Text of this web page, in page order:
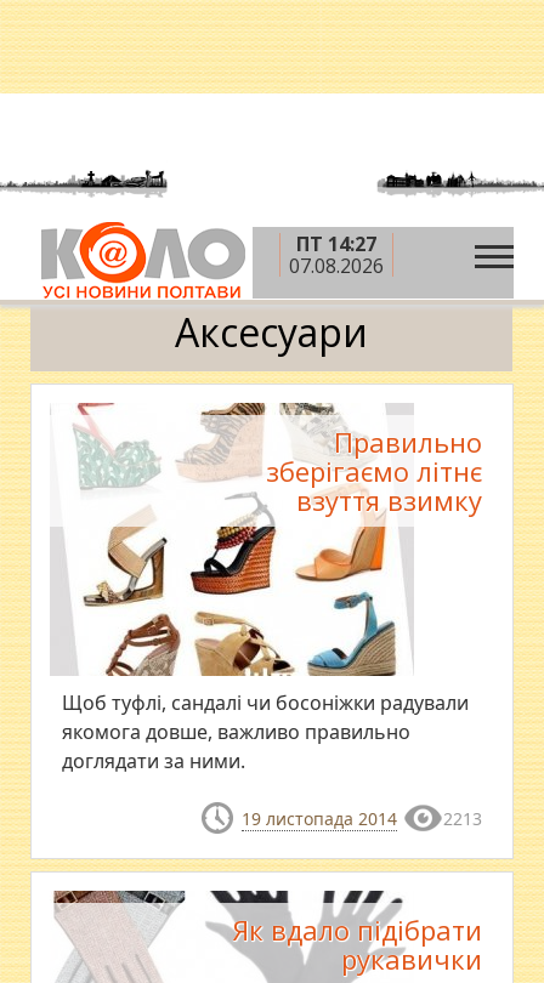
ПТ 14:27
07.08.2026
Головна » Теми » Територія жінки
Мода і стиль »Аксесуари
Аксесуари
Правильно
зберігаємо літнє
взуття взимку
Щоб туфлі, сандалі чи босоніжки радували
якомога довше, важливо правильно
доглядати за ними.
19 листопада 2014 2213
Як вдало підібрати
рукавички